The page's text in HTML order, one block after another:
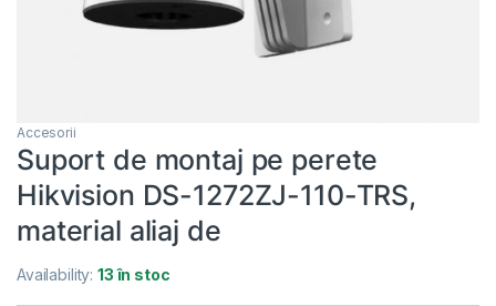
Accesorii
Suport de montaj pe perete
Hikvision DS-1272ZJ-110-TRS,
material aliaj de
Availability:13 în stoc